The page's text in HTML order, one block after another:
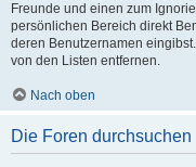
Freunde und einen zum
persönlichen Bereich direkt
deren Benutzernamen
von den Listen entfernen.
Nach oben
Die Foren durchsuchen